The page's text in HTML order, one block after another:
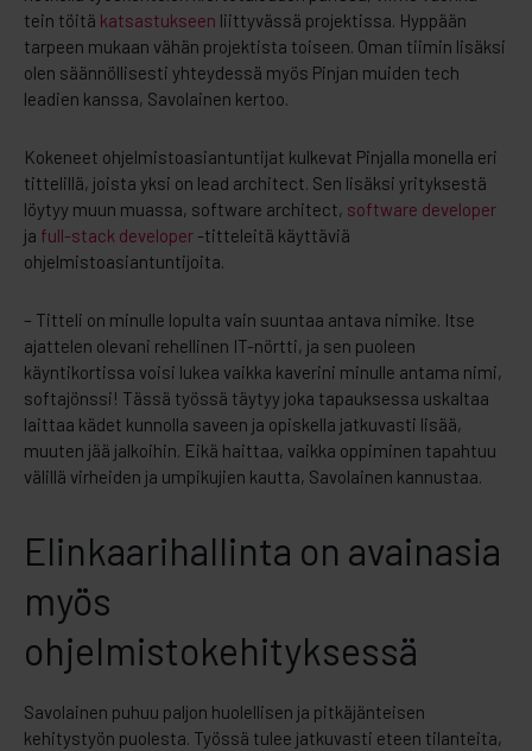
tein töitä katsastukseen liittyvässä projektissa. Hyppään
tarpeen mukaan vähän projektista toiseen. Oman tiimin lisäksi
olen säännöllisesti yhteydessä myös Pinjan muiden tech
leadien kanssa, Savolainen kertoo.
Kokeneet ohjelmistoasiantuntijat kulkevat Pinjalla monella eri
tittelillä, joista yksi on lead architect. Sen lisäksi yrityksestä
löytyy muun muassa, software architect, software developer
ja full-stack developer -titteleitä käyttäviä
ohjelmistoasiantuntijoita.
– Titteli on minulle lopulta vain suuntaa antava nimike. Itse
ajattelen olevani rehellinen IT-nörtti, ja sen puoleen
käyntikortissa voisi lukea vaikka kaverini minulle antama nimi,
softajönssi! Tässä työssä täytyy joka tapauksessa uskaltaa
laittaa kädet kunnolla saveen ja opiskella jatkuvasti lisää,
muuten jää jalkoihin. Eikä haittaa, vaikka oppiminen tapahtuu
välillä virheiden ja umpikujien kautta, Savolainen kannustaa.
Elinkaarihallinta on avainasia
myös
ohjelmistokehityksessä
Savolainen puhuu paljon huolellisen ja pitkäjänteisen
kehitystyön puolesta. Työssä tulee jatkuvasti eteen tilanteita,